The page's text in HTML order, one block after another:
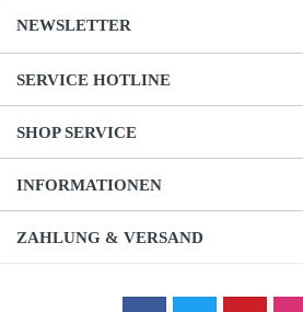
NEWSLETTER
SERVICE HOTLINE
SHOP SERVICE
INFORMATIONEN
ZAHLUNG & VERSAND